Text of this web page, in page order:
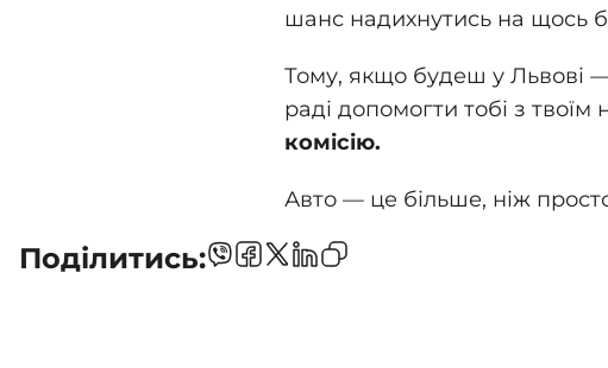
шанс надихнутись на щось
Тому, якщо будеш у Львові
раді допомогти тобі з твоїм
комісію.
Авто — це більше, ніж
Поділитись: